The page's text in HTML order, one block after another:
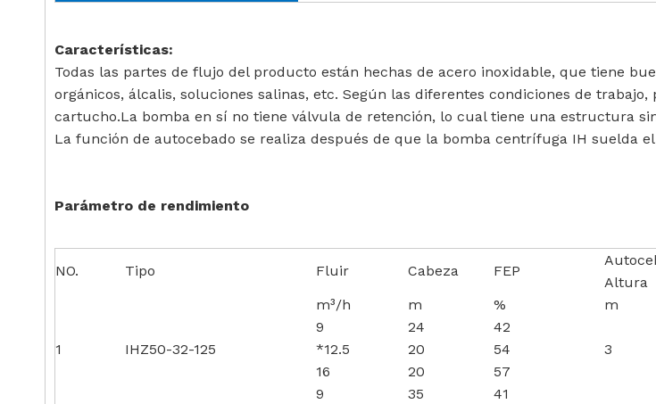
Características:
Todas las partes de flujo del producto están hechas de acero inoxidable, que tiene
orgánicos, álcalis, soluciones salinas, etc. Según las diferentes condiciones de
cartucho.La bomba en sí no tiene válvula de retención, lo cual tiene una estructura
La función de autocebado se realiza después de que la bomba centrífuga IH suelda
Parámetro de rendimiento
NO. Tipo Fluir Cabeza FEP
Altura
m³/h
m % m
1 IHZ50-32-125
9 24
42
3
*12.5 20
54
16
20 57
9 35
41